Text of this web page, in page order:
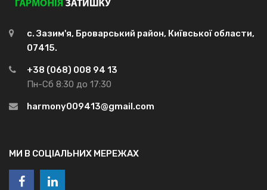
с. Зазим'я, Броварський район, Київської области,
07415.
+38 (068) 008 94 13
Пн-Сб 8:30 до 17:30
harmony009413@gmail.com
МИ В СОЦІАЛЬНИХ МЕРЕЖАХ